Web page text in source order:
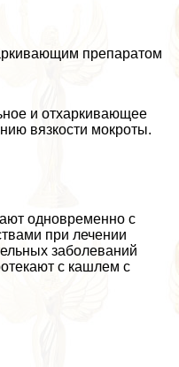
препаратом
и отхаркивающее
вязкости мокроты.
одновременно с
при лечении
заболеваний
с кашлем с